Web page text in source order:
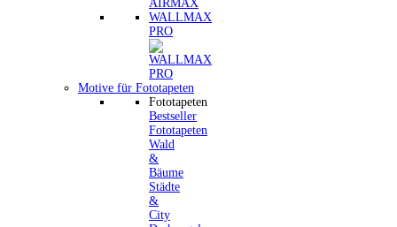
WALLMAX
PRO
Motive für Fototapeten
Fototapeten
Bestseller
Fototapeten
Wald
&
Bäume
Städte
&
City